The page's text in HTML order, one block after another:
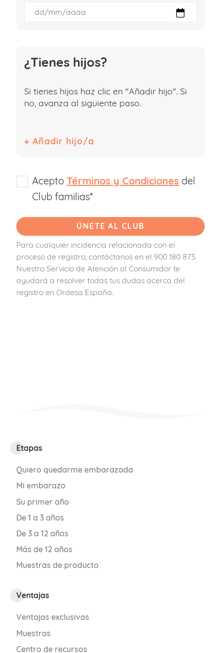
¿Tienes hijos?
Si tienes hijos haz clic en "Añadir hijo". Si
no, avanza al siguiente paso.
Acepto Términos y Condiciones del
Club familias*
Para cualquier incidencia relacionada con el
proceso de registro, contáctanos en el 900 180 873.
Nuestro Servicio de Atención al Consumidor te
ayudará a resolver todas tus dudas acerca del
registro en Ordesa España.
Etapas
Quiero quedarme embarazada
Mi embarazo
Su primer año
De 1 a 3 años
De 3 a 12 años
Más de 12 años
Muestras de producto
Ventajas
Ventajas exclusivas
Muestras
Centro de recursos